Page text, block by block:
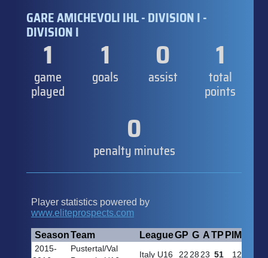
GARE AMICHEVOLI IHL - DIVISION I -
DIVISION I
1
game
played
1
goals
0
assist
1
total
points
0
penalty minutes